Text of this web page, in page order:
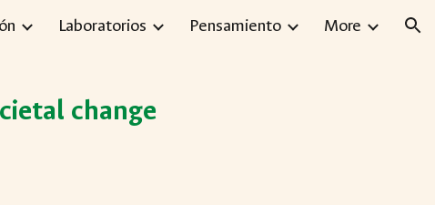
Laboratorios Pensamiento More
change